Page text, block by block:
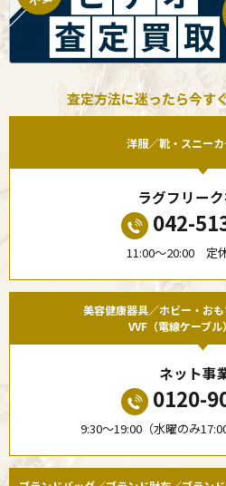
査定方法に迷ったら今す
洋服／靴・スニー
ラグフリー
042-
11:00〜20:00 定
美容健康器具／ホビー・お
VVF（電線ケーブ
ネット事
0120-
9:30〜19:00（水曜のみ